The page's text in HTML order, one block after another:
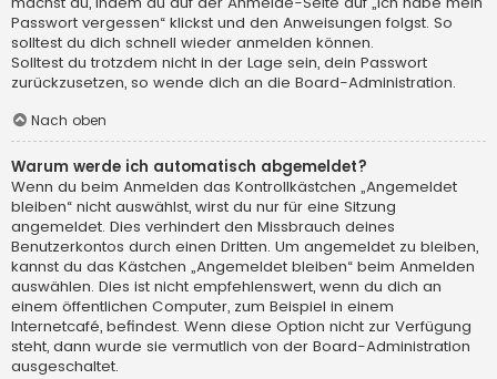
Passwort vergessen“ klickst und den Anweisungen folgst. So
solltest du dich schnell wieder anmelden können.
Solltest du trotzdem nicht in der Lage sein, dein Passwort
zurückzusetzen, so wende dich an die Board-Administration.
Nach oben
Warum werde ich automatisch abgemeldet?
Wenn du beim Anmelden das Kontrollkästchen „Angemeldet
bleiben“ nicht auswählst, wirst du nur für eine Sitzung
angemeldet. Dies verhindert den Missbrauch deines
Benutzerkontos durch einen Dritten. Um angemeldet zu bleiben,
kannst du das Kästchen „Angemeldet bleiben“ beim Anmelden
auswählen. Dies ist nicht empfehlenswert, wenn du dich an
einem öffentlichen Computer, zum Beispiel in einem
Internetcafé, befindest. Wenn diese Option nicht zur Verfügung
steht, dann wurde sie vermutlich von der Board-Administration
ausgeschaltet.